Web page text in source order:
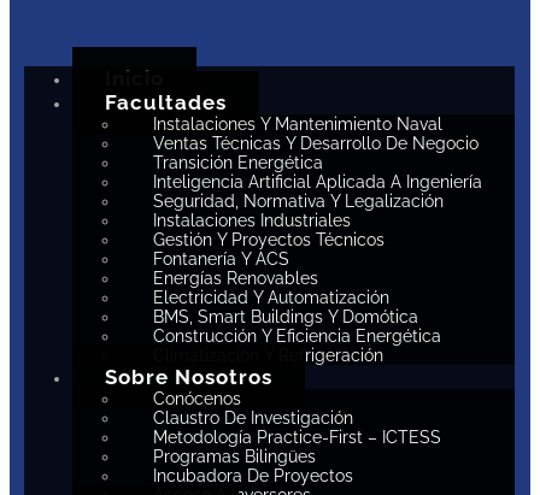
Inicio
Facultades
Instalaciones Y Mantenimiento Naval
Ventas Técnicas Y Desarrollo De Negocio
Transición Energética
Inteligencia Artificial Aplicada A Ingeniería
Seguridad, Normativa Y Legalización
Instalaciones Industriales
Gestión Y Proyectos Técnicos
Fontanería Y ACS
Energías Renovables
Electricidad Y Automatización
BMS, Smart Buildings Y Domótica
Construcción Y Eficiencia Energética
Climatización Y Refrigeración
Sobre Nosotros
Conócenos
Claustro De Investigación
Metodología Practice-First – ICTESS
Programas Bilingües
Incubadora De Proyectos